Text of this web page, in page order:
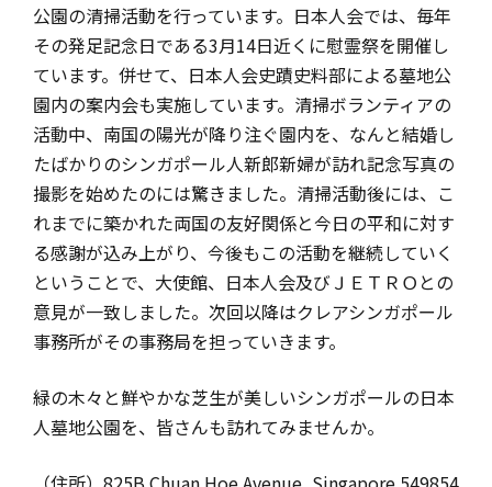
公園の清掃活動を行っています。日本人会では、毎年
その発足記念日である3月14日近くに慰霊祭を開催し
ています。併せて、日本人会史蹟史料部による墓地公
園内の案内会も実施しています。清掃ボランティアの
活動中、南国の陽光が降り注ぐ園内を、なんと結婚し
たばかりのシンガポール人新郎新婦が訪れ記念写真の
撮影を始めたのには驚きました。清掃活動後には、こ
れまでに築かれた両国の友好関係と今日の平和に対す
る感謝が込み上がり、今後もこの活動を継続していく
ということで、大使館、日本人会及びＪＥＴＲＯとの
意見が一致しました。次回以降はクレアシンガポール
事務所がその事務局を担っていきます。
緑の木々と鮮やかな芝生が美しいシンガポールの日本
人墓地公園を、皆さんも訪れてみませんか。